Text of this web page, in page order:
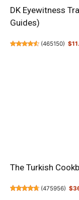
DK Eyewitness
Guides)
(465150)
The Turkish
(475956)